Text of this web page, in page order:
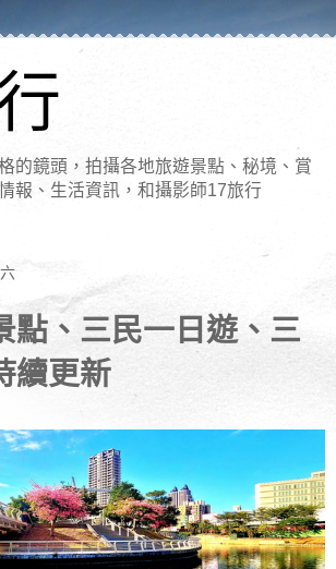
的鏡頭，拍攝各地旅遊景點、秘境、賞
報、生活資訊，和攝影師17旅行
點、三民一日遊、三
續更新